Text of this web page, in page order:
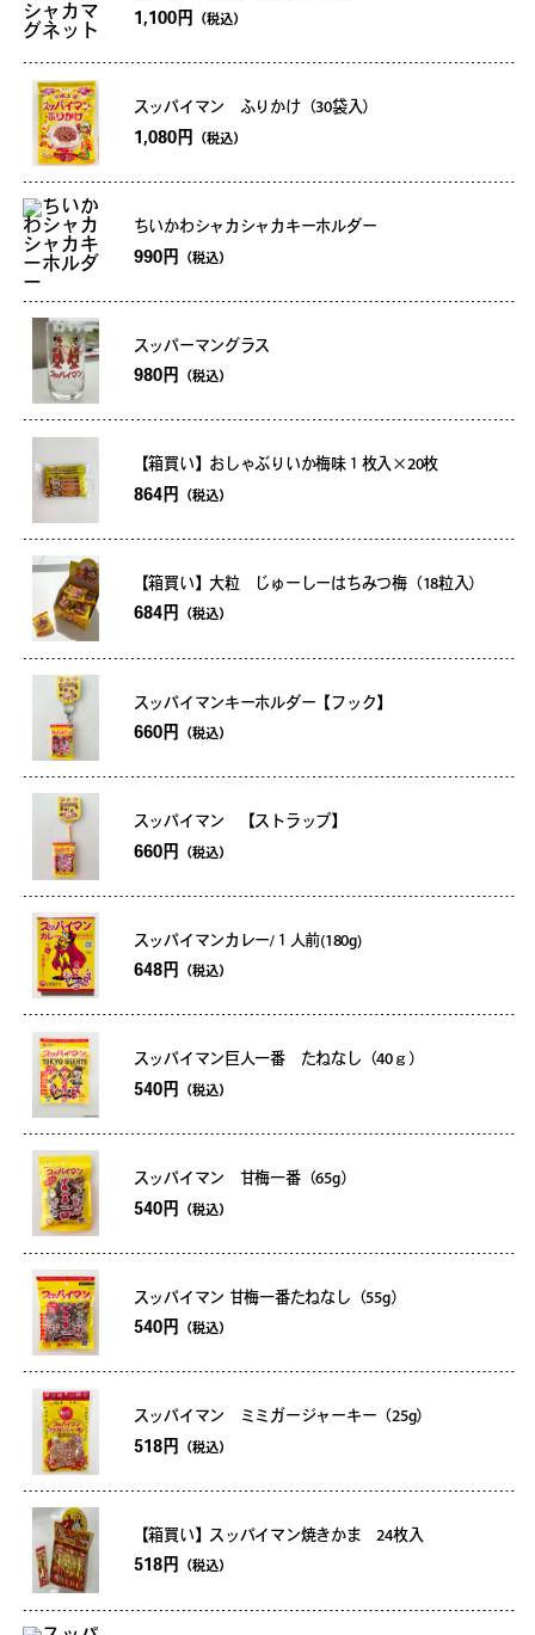
1,100円 （税込）
スッパイマン ふりかけ（30袋入）
1,080円 （税込）
ちいかわシャカシャカキーホルダー
990円 （税込）
スッパーマングラス
980円 （税込）
【箱買い】おしゃぶりいか梅味１枚入×20枚
864円 （税込）
【箱買い】大粒 じゅーしーはちみつ梅（18粒入）
684円 （税込）
スッパイマンキーホルダー【フック】
660円 （税込）
スッパイマン 【ストラップ】
660円 （税込）
スッパイマンカレー/１人前(180g)
648円 （税込）
スッパイマン巨人一番 たねなし（40ｇ）
540円 （税込）
スッパイマン 甘梅一番（65g）
540円 （税込）
スッパイマン 甘梅一番たねなし（55g）
540円 （税込）
スッパイマン ミミガージャーキー（25g）
518円 （税込）
【箱買い】スッパイマン焼きかま 24枚入
518円 （税込）